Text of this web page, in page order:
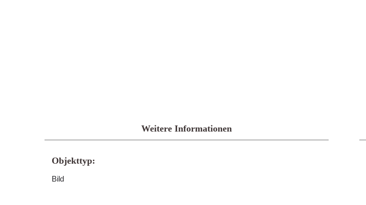
Weitere Informationen
Objekttyp:
Bild